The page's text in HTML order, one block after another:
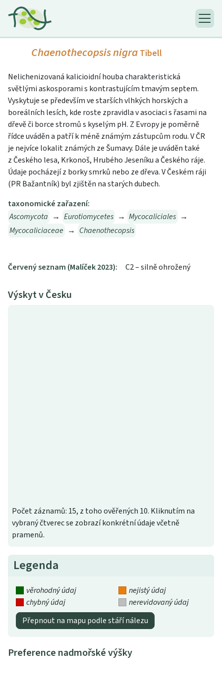
Chaenothecopsis nigra Tibell
Nelichenizovaná kalicioidní houba charakteristická
světlými askosporami s kontrastujícím tmavým septem.
Vyskytuje se především ve starších vlhkých horských a
boreálních lesích, kde roste zpravidla v asociaci s řasami na
dřevě či borce stromů s kyselým pH. Z Evropy je poměrně
řídce uváděn a patří k méně známým zástupcům rodu. V ČR
je nejvíce lokalit známých ze Šumavy. Dále je uváděn také
z Českého lesa, Krkonoš, Hrubého Jeseníku a Českého ráje.
Údaje pocházejí z borky smrků nebo ze dřeva. V Českém ráji
(PR Bažantník) byl zjištěn na starých dubech.
taxonomické zařazení:
Ascomycota → Eurotiomycetes → Mycocaliciales →
Mycocaliciaceae → Chaenothecopsis
Červený seznam (Malíček 2023): C2 – silně ohrožený
Výskyt v Česku
Počet záznamů: 15, z toho ověřených 10. Kliknutím na
vybraný čtverec se zobrazí konkrétní údaje včetně
pramenů.
Legenda
věrohodný údaj
nejistý údaj
chybný údaj
nerevidovaný údaj
Přepnout na mapu podle stáří nálezu
Preference nadmořské výšky